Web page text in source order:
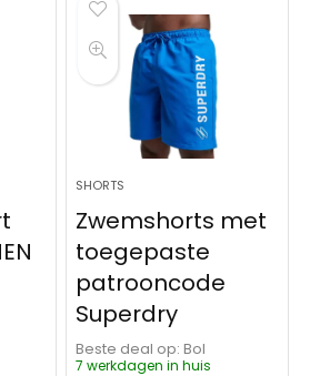
SHORTS
Zwemshorts met
toegepaste
patrooncode
Superdry
Beste deal op:
Bol
7 werkdagen in huis